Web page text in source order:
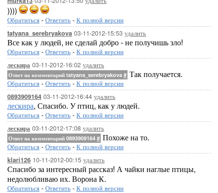
))))
Обратиться - Ответить - К полной версии
tatyana_serebryakova 03-11-2012-15:53 удалить
Все как у людей, не сделай добро - не получишь зло!
Обратиться - Ответить - К полной версии
лескира 03-11-2012-16:02 удалить
Ответ на комментарий tatyana_serebryakova # Так получается.
Обратиться - Ответить - К полной версии
0893909164 03-11-2012-16:44 удалить
лескира, Спасибо. У птиц, как у людей.
Обратиться - Ответить - К полной версии
лескира 03-11-2012-17:08 удалить
Ответ на комментарий 0893909164 # Похоже на то.
Обратиться - Ответить - К полной версии
klari126 10-11-2012-00:15 удалить
Спасибо за интересный рассказ! А чайки наглые птицы,
недолюбливаю их. Ворона К.
Обратиться - Ответить - К полной версии